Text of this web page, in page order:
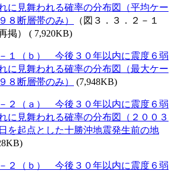
に見舞われる確率の分布図（平均ケー
８断層帯のみ）
（図３．３．２－１
掲） ( 7,920KB)
１（ｂ） 今後３０年以内に震度６弱
に見舞われる確率の分布図（最大ケー
８断層帯のみ）
(7,948KB)
２（ａ） 今後３０年以内に震度６弱
に見舞われる確率の分布図（２００３
を起点とした十勝沖地震発生前の地
２（ｂ） 今後３０年以内に震度６弱